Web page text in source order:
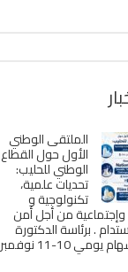
الملتقى الوطني
الأول حول القطاع
الوطني للحليب:
تحديات علمية،
تكنولوجية و
وإجتماعية من أجل أمن
. برئاسة الدكتورة
نويشي سهام يومي 10-11 نوفمبر